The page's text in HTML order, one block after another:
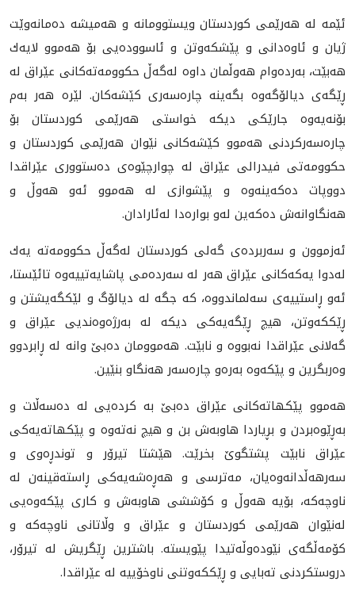
ئێمە لە هەرێمی كوردستان ویستوومانە و هەمیشە دەمانەوێت
ژیان و ئاوەدانی و پێشكەوتن و ئاسوودەیی بۆ هه‌موو لایه‌ك
هەبێت، بەردەوام هەوڵمان داوە لەگەڵ حكوومەتەكانی عێراق لە
ڕێگەی دیالۆگەوە بگەینە چارەسەری كێشەكان. لێره‌ هه‌ر به‌م
بۆنه‌یه‌وه‌ جارێكی دیكە خواستی هەرێمی كوردستان بۆ
چارەسەركردنی هەموو كێشەكانی نێوان هەرێمی كوردستان و
حكوومەتی فیدرالی عێراق لە چوارچێوەی دەستووری عێراقدا
دووپات دەكەینەوە و پێشوازی لە هەموو ئه‌و هەوڵ و
هەنگاوانه‌ش دەكەین لەو بوارەدا له‌ئارادان.
ئەزموون و سەربردەی گەلی كوردستان لەگەڵ حكوومەتە یەك
لەدوا یەكەكانی عێراق هەر لە سەردەمی پاشایەتییەوە تائێستا،
ئەو ڕاستییەی سەلماندووە، كە جگە لە دیالۆگ و لێكگەیشتن و
ڕێككەوتن، هیچ ڕێگەیەكی دیكە لە بەرژەوەندیی عێراق و
گەلانی عێراقدا نەبووە و نابێت. هەموومان دەبێ وانە لە ڕابردوو
وەربگرین و پێكەوە بەرەو چارەسەر هەنگاو بنێین.
هەموو پێكهاتەكانی عێراق دەبێ بە كردەیی لە دەسەڵات و
بەڕێوەبردن و بڕیاردا هاوبەش بن و هیچ نەتەوە و پێكهاتەیەكی
عێراق نابێت پشتگوێ بخرێت. هێشتا تیرۆر و توندڕەوی و
سەرهەڵدانەوەیان، مەترسی و هەڕەشەیەكی ڕاستەقینەن لە
ناوچەكە، بۆیە هەوڵ و كۆششی هاوبەش و كاری پێكەوەیی
لەنێوان هەرێمی كوردستان و عێراق و وڵاتانی ناوچەكە و
كۆمەڵگەی نێودەوڵەتیدا پێویستە. باشترین ڕێگریش لە تیرۆر،
دروستكردنی تەبایی و ڕێككەوتنی ناوخۆییە له‌ عێراقدا.